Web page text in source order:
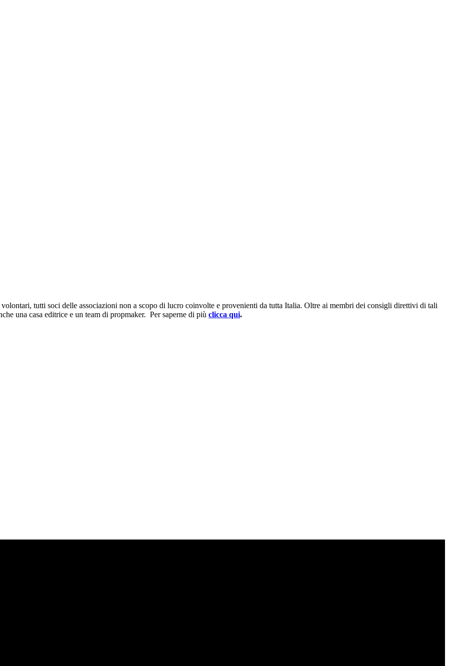
tutti soci delle associazioni non a scopo di lucro coinvolte e provenienti da tutta Italia. Oltre ai membri dei consigli direttivi di tali
una casa editrice e un team di propmaker. Per saperne di più clicca qui.